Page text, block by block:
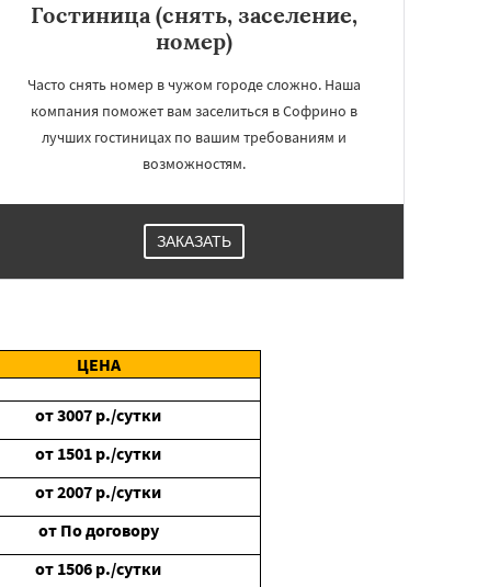
Гостиница (снять, заселение,
номер)
Часто снять номер в чужом городе сложно. Наша
компания поможет вам заселиться в Софрино в
лучших гостиницах по вашим требованиям и
возможностям.
ЗАКАЗАТЬ
ЦЕНА
от3007 р./сутки
от 1501 р./сутки
от2007 р./сутки
от По договору
от 1506 р./сутки